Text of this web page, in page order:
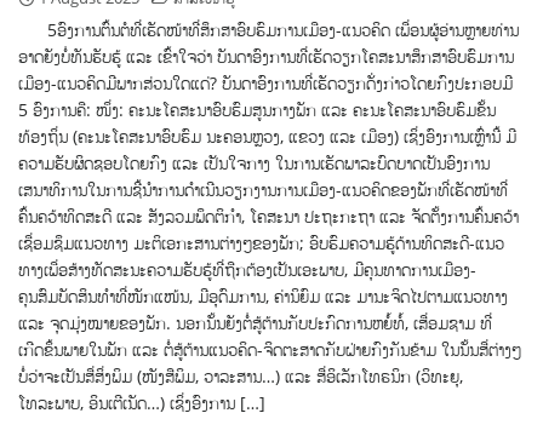
5ອົງການຕົ້ນຕໍທີ່ເຮັດໜ້າທີ່ສຶກສາອົບຮົມການເມືອງ-ແນວຄິດ ເພື່ອນຜູ້ອ່ານຫຼາຍທ່ານ
ອາດຍັງບໍ່ທັນຮັບຮູ້ ແລະ ເຂົ້າໃຈວ່າ ບັນດາອົງການທີ່ເຮັດວຽກໂຄສະນາສຶກສາອົບຮົມການ
ເມືອງ-ແນວຄິດມີພາກສ່ວນໃດແດ່? ບັນດາອົງການທີ່ເຮັດວຽກດັ່ງກ່າວໂດຍກົງປະກອບມີ
5 ອົງການຄື: ໜຶ່ງ: ຄະນະໂຄສະນາອົບຮົມສູນກາງພັກ ແລະ ຄະນະໂຄສະນາອົບຮົມຂັ້ນ
ທ້ອງຖິ່ນ (ຄະນະໂຄສະນາອົບຮົມ ນະຄອນຫຼວງ, ແຂວງ ແລະ ເມືອງ) ເຊິ່ງອົງການເຫຼົ່ານີ້ ມີ
ຄວາມຮັບຜິດຊອບໂດຍກົງ ແລະ ເປັນໃຈກາງ ໃນການເຮັດພາລະບົດບາດເປັນອົງການ
ເສນາທິການໃນການຊີ້ນໍາການດໍາເນີນວຽກງານການເມືອງ-ແນວຄິດຂອງພັກທີ່ເຮັດໜ້າທີ່
ຄົ້ນຄວ້າທິດສະດີ ແລະ ສັງລວມພຶດຕິກໍາ, ໂຄສະນາ ປະຖະກະຖາ ແລະ ຈັດຕັ້ງການຄົ້ນຄວ້າ
ເຊື່ອມຊຶມແນວທາງ ມະຕິເອກະສານຕ່າງໆຂອງພັກ; ອົບຮົມຄວາມຮູ້ດ້ານທິດສະດີ-ແນວ
ທາງເພື່ອສ້າງທັດສະນະຄວາມຮັບຮູ້ທີ່ຖືກຕ້ອງເປັນເອະພາບ, ມີຄຸນທາດການເມືອງ-
ຄຸນສົມບັດສິນທໍາທີ່ໜັກແໜ້ນ, ມີອຸດົມການ, ຄ່ານິຍົມ ແລະ ມານະຈິດໄປຕາມແນວທາງ
ແລະ ຈຸດມຸ່ງໝາຍຂອງພັກ. ນອກນັ້ນຍັງຕໍ່ສູ້ຕ້ານກັບປະກົດການຫຍໍ້ທໍ້, ເສື່ອມຊາມ ທີ່
ເກີດຂຶ້ນພາຍໃນພັກ ແລະ ຕໍ່ສູ້ຕ້ານແນວຄິດ-ຈິດຕະສາດກັບຝ່າຍກົງກັນຂ້າມ ໃນນັ້ນສື່ຕ່າງໆ
ບໍ່ວ່າຈະເປັນສື່ສິ່ງພິມ (ໜັງສືພິມ, ວາລະສານ…) ແລະ ສື່ອິເລັກໂທຣນິກ (ວິທະຍຸ,
ໂທລະພາບ, ອິນເຕີເນັດ…) ເຊິ່ງອົງການ […]